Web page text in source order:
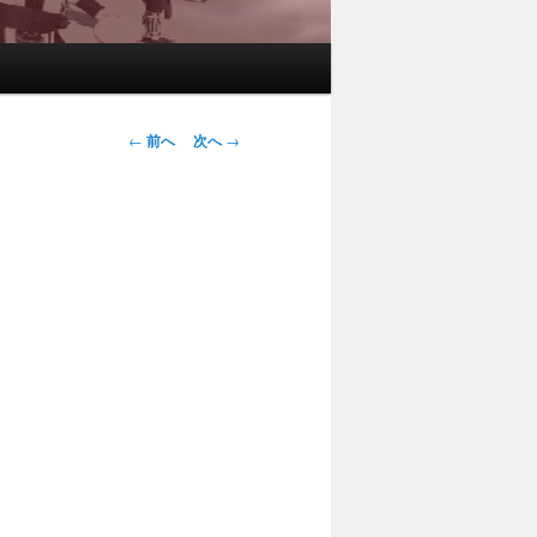
投稿ナビゲー
← 前へ 次へ→